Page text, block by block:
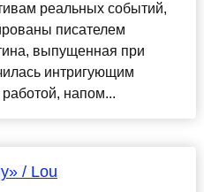
реальных событий,
писателем
выпущенная при
интригующим
напом...
/ Lou